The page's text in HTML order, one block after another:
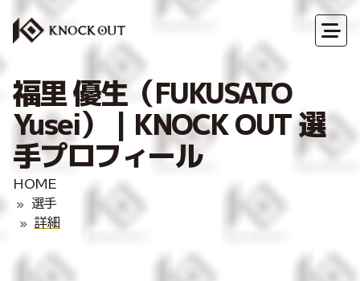
福里 優生（FUKUSATO
Yusei）｜KNOCK OUT 選
手プロフィール
HOME
選手
詳細